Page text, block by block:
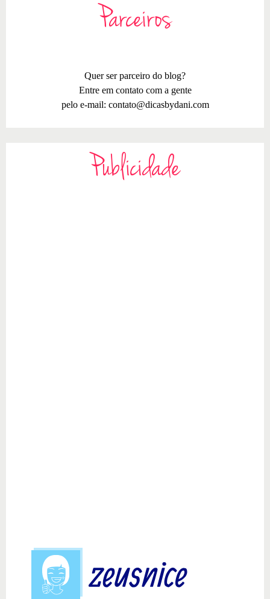
Parceiros
Quer ser parceiro do blog?
Entre em contato com a gente
pelo e-mail: contato@dicasbydani.com
Publicidade